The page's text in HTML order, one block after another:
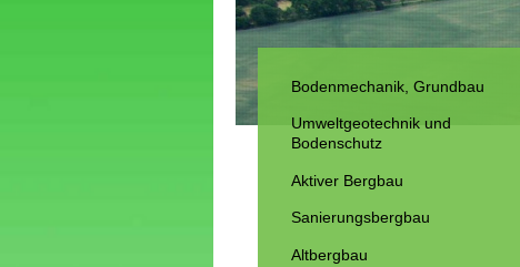
Bodenmechanik, Grundbau
Umweltgeotechnik und
Bodenschutz
Aktiver Bergbau
Sanierungsbergbau
Altbergbau